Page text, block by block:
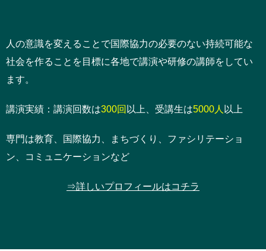
人の意識を変えることで国際協力の必要のない持続可能な
社会を作ることを目標に各地で講演や研修の講師をしてい
ます。
講演実績：講演回数は300回 以上、受講生は5000人 以上
専門は教育、国際協力、まちづくり、ファシリテーショ
ン、コミュニケーションなど
⇒詳しいプロフィールはコチラ